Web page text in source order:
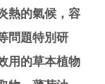
熱的氣候，容
問題特別研
用的草本植物